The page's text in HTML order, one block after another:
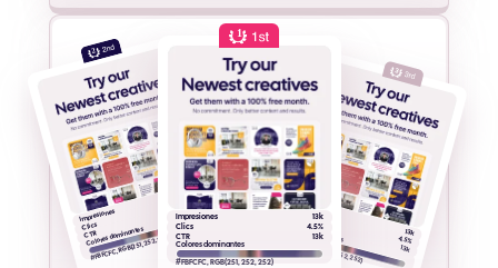
Impresiones
13k
Clics
4.5%
CTR
13k
Colores dominantes
#FBFCFC, RGB(251, 252, 252)
2
Impresiones
13k
Clics
4.5%
CTR
13k
Colores dominantes
#FBFCFC, RGB(251, 252, 252)
1
Impresiones
13k
Clics
4.5%
13k
Colores dominantes
#FBFCFC, RGB(251, 252, 252)